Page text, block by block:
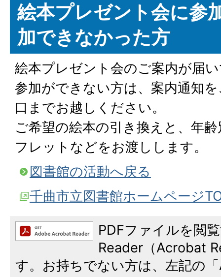
絵本プレゼント会に参
加できなかった方
絵本プレゼント会のご案内が届
参加ができない方は、案内通知
口までお越しください。
ご希望の絵本の引き換えと、年
フレットなどをお渡しします。
図書館の活動へ戻る
千曲市立図書館ホームページ
PDFファイルを閲
Reader（Acrobat
す。お持ちでない方は、左記の